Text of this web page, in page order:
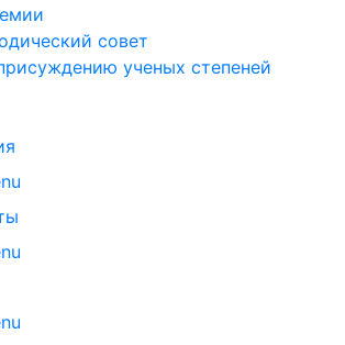
совет
ученых степеней